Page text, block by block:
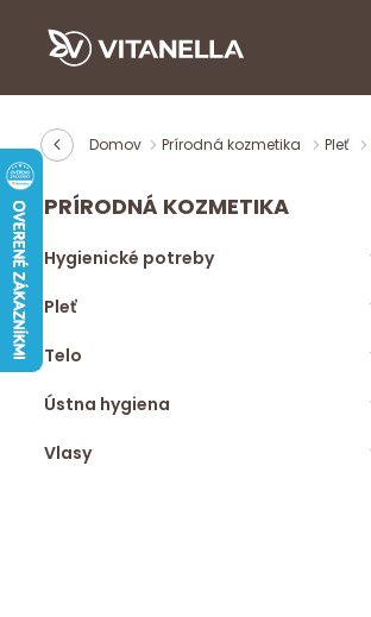
Domov Prírodná kozmetika Pleť
PRÍRODNÁ KOZMETIKA
Hygienické potreby
Pleť
Telo
Ústna hygiena
Vlasy